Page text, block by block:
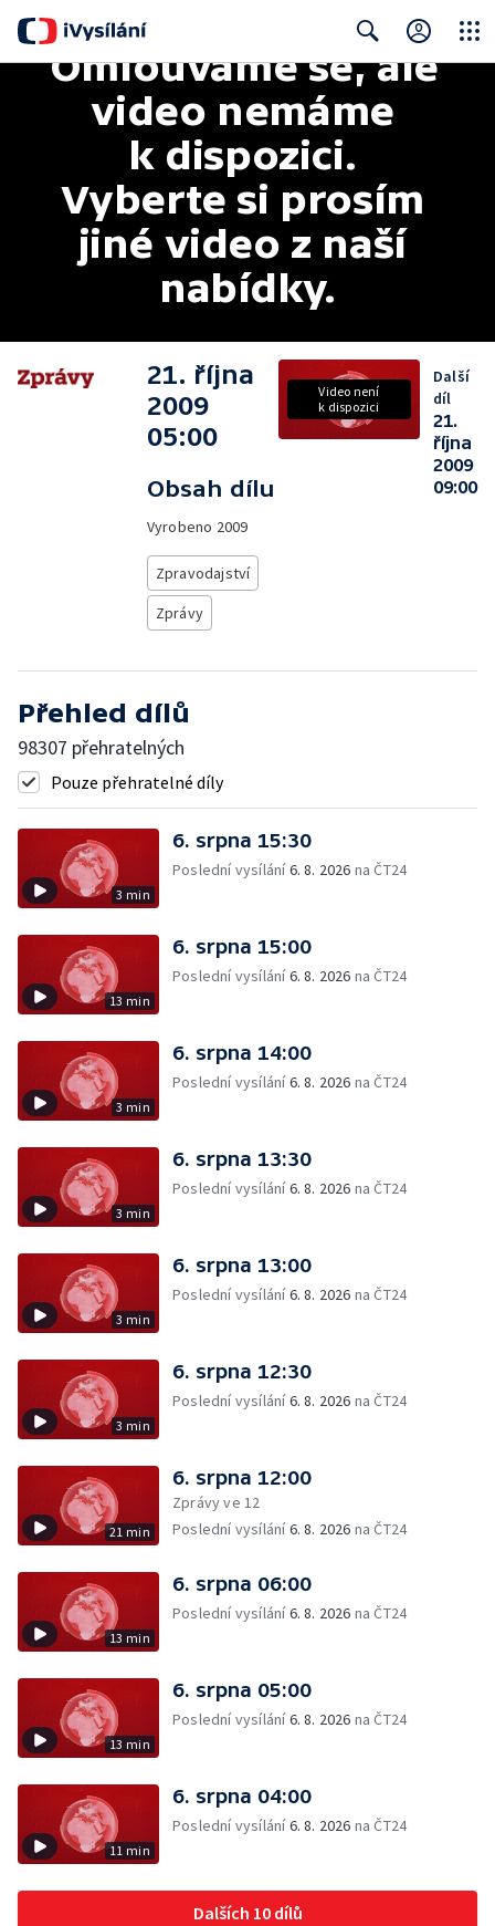
Search
Omlouváme se, ale
video nemáme
k dispozici.
Vyberte si prosím
jiné video z naší
nabídky.
21. října
2009
05:00
Obsah dílu
Vyrobeno 2009
Zpravodajství
Zprávy
Video není
k dispozici
Další
díl
21.
října
2009
09:00
Přehled dílů
98307 přehratelných
Pouze přehratelné díly
3 min
6. srpna 15:30
Poslední vysílání6. 8. 2026 na ČT24
13 min
6. srpna 15:00
Poslední vysílání6. 8. 2026 na ČT24
3 min
6. srpna 14:00
Poslední vysílání6. 8. 2026 na ČT24
3 min
6. srpna 13:30
Poslední vysílání6. 8. 2026 na ČT24
3 min
6. srpna 13:00
Poslední vysílání6. 8. 2026 na ČT24
3 min
6. srpna 12:30
Poslední vysílání6. 8. 2026 na ČT24
21 min
6. srpna 12:00
Zprávy ve 12
Poslední vysílání6. 8. 2026 na ČT24
13 min
6. srpna 06:00
Poslední vysílání6. 8. 2026 na ČT24
13 min
6. srpna 05:00
Poslední vysílání6. 8. 2026 na ČT24
11 min
6. srpna 04:00
Poslední vysílání6. 8. 2026 na ČT24
Dalších 10 dílů